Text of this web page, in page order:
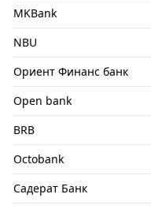
MKBank
NBU
Ориент Финанс банк
Open bank
BRB
Octobank
Садерат Банк